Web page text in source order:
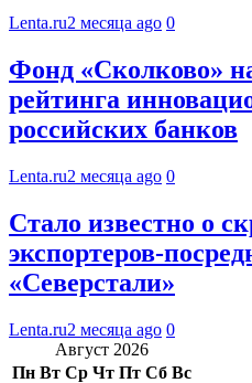
Lenta.ru2 месяца ago 0
Фонд «Сколково»
рейтинга
российских банков
Lenta.ru2 месяца ago 0
Стало известно о
экспортеров-
«Северстали»
Lenta.ru2 месяца ago 0
Август 2026
Пн Вт Ср Чт Пт Сб Вс